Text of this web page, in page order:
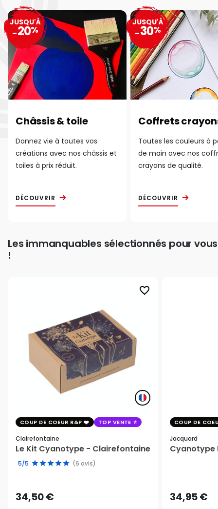
Châssis & toile
Donnez vie à toutes vos
créations avec nos châssis et
toiles à prix réduit.
DÉCOUVRIR
JUSQU'À
-20%
Coffrets
Toutes les couleurs à
de main avec nos
crayons de qualité.
DÉCOUVRIR
JUSQU'À
-30%
Les immanquables sélectionnés pour vous
!
favorite_border
COUP DE COEUR R&P TOP VENTE
Clairefontaine
Le Kit Cyanotype - Clairefontaine
5/5 (6 avis)
34,50 €
COUP DE
Jacquard
Cyanotype
34,95 €